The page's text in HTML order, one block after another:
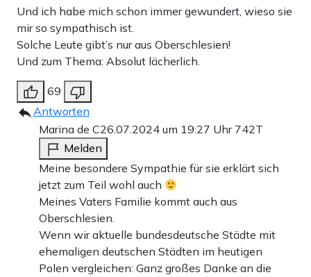
Und ich habe mich schon immer gewundert, wieso sie
mir so sympathisch ist.
Solche Leute gibt’s nur aus Oberschlesien!
Und zum Thema: Absolut lächerlich.
69
Antworten
Marina de C26.07.2024 um 19:27 Uhr 742T
Melden
Meine besondere Sympathie für sie erklärt sich
jetzt zum Teil wohl auch
Meines Vaters Familie kommt auch aus
Oberschlesien.
Wenn wir aktuelle bundesdeutsche Städte mit
ehemaligen deutschen Städten im heutigen
Polen vergleichen: Ganz großes Danke an die